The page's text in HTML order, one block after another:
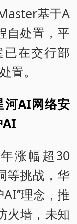
基于A
自处置，平
在交行部
置。
河AI网络安
AI
涨幅超30
等挑战，华
理念，推
火墙，未知